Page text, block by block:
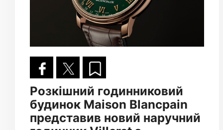
Розкішний годинниковий
будинок Maison Blancpain
представив новий наручний